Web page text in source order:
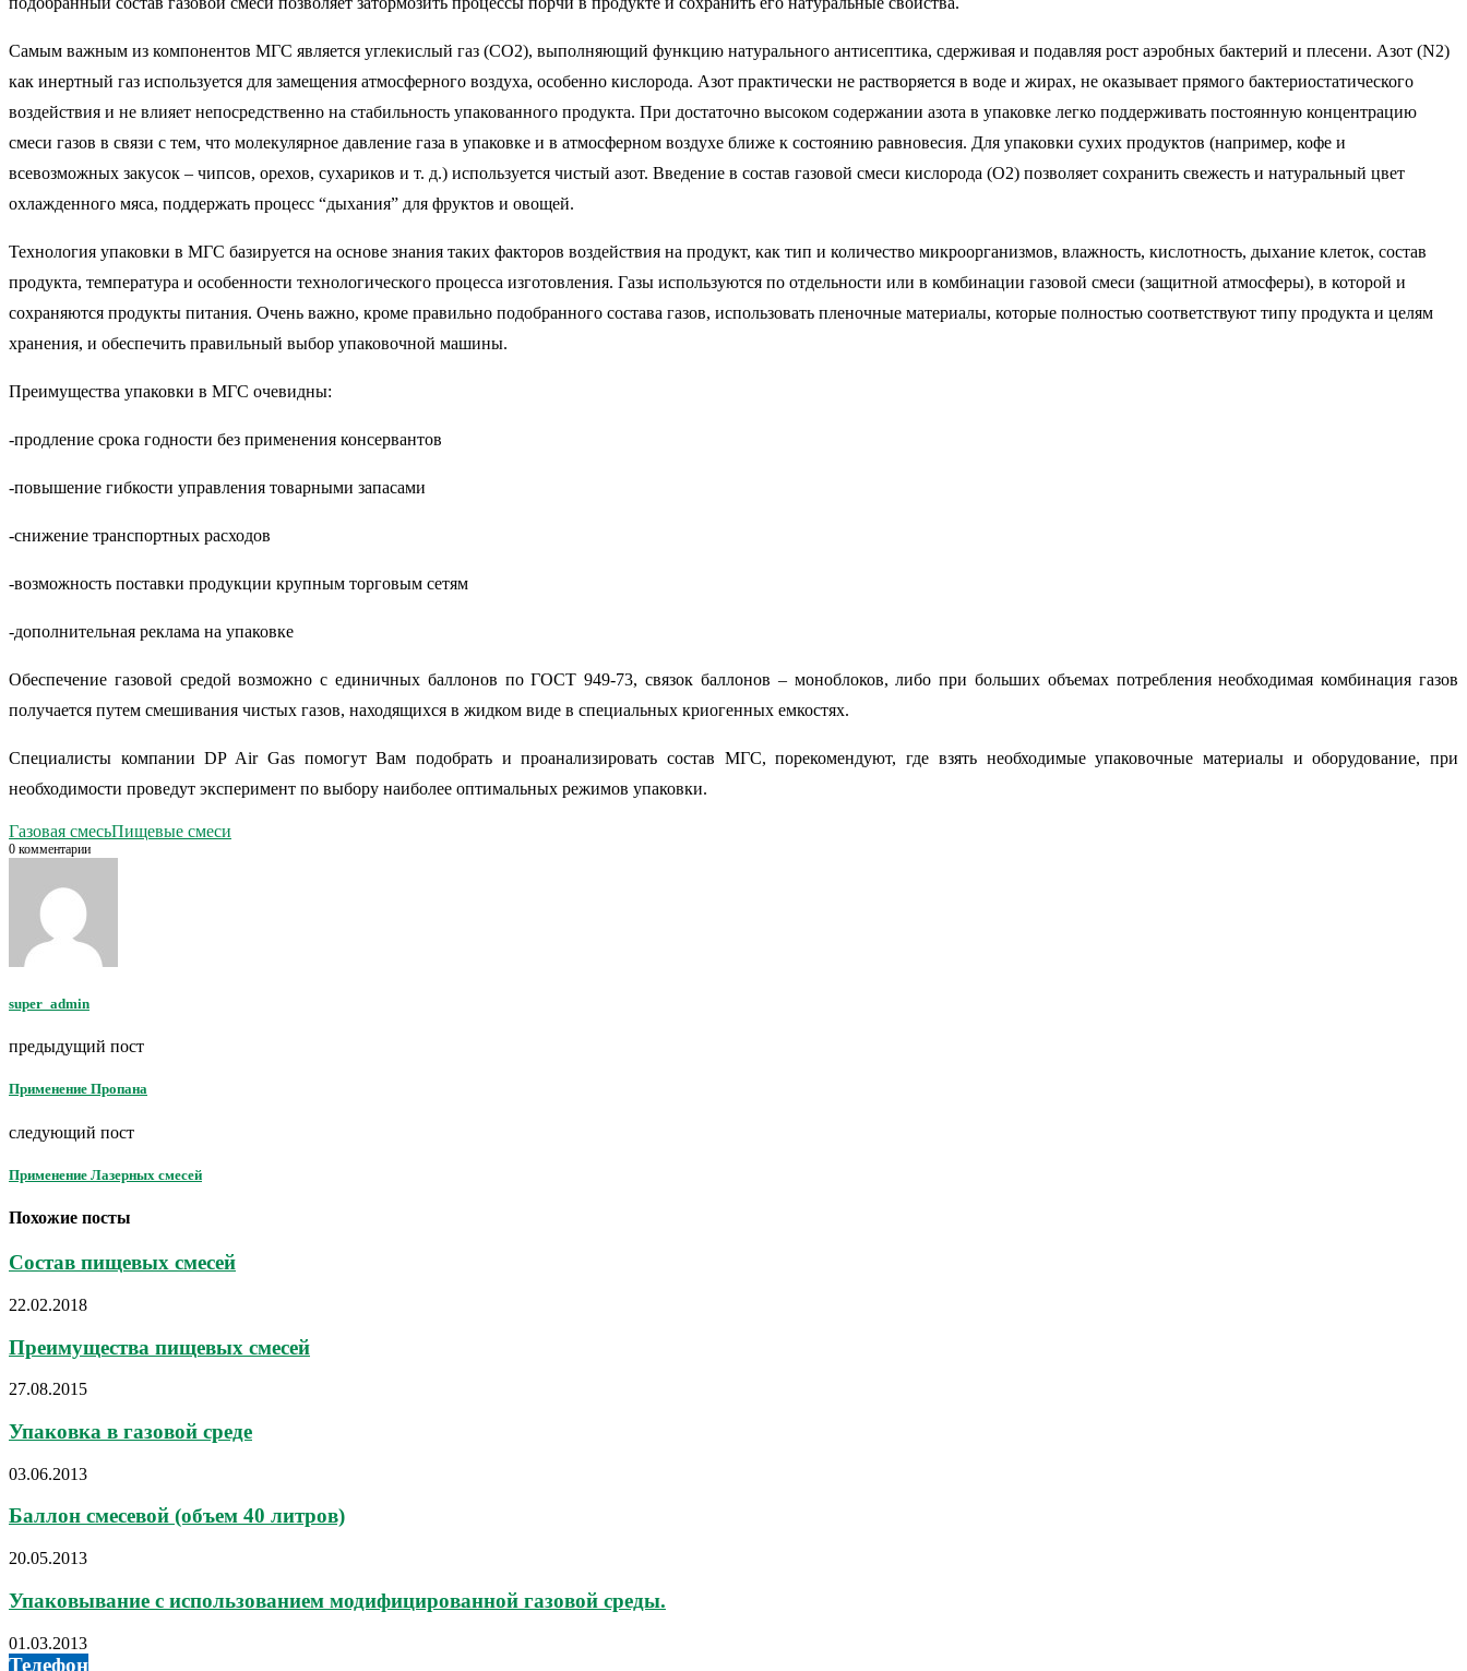
Самым важным из компонентов МГС является углекислый газ (СО2), выполняющий функцию натурального антисептика, сдерживая и подавляя рост аэробных бактерий и плесени. Азот (N2)
как инертный газ используется для замещения атмосферного воздуха, особенно кислорода. Азот практически не растворяется в воде и жирах, не оказывает прямого бактериостатического
воздействия и не влияет непосредственно на стабильность упакованного продукта. При достаточно высоком содержании азота в упаковке легко поддерживать постоянную концентрацию
смеси газов в связи с тем, что молекулярное давление газа в упаковке и в атмосферном воздухе ближе к состоянию равновесия. Для упаковки сухих продуктов (например, кофе и
всевозможных закусок – чипсов, орехов, сухариков и т. д.) используется чистый азот. Введение в состав газовой смеси кислорода (O2) позволяет сохранить свежесть и натуральный цвет
охлажденного мяса, поддержать процесс “дыхания” для фруктов и овощей.
Технология упаковки в МГС базируется на основе знания таких факторов воздействия на продукт, как тип и количество микроорганизмов, влажность, кислотность, дыхание клеток, состав
продукта, температура и особенности технологического процесса изготовления. Газы используются по отдельности или в комбинации газовой смеси (защитной атмосферы), в которой и
сохраняются продукты питания. Очень важно, кроме правильно подобранного состава газов, использовать пленочные материалы, которые полностью соответствуют типу продукта и целям
хранения, и обеспечить правильный выбор упаковочной машины.
Преимущества упаковки в МГС очевидны:
-продление срока годности без применения консервантов
-повышение гибкости управления товарными запасами
-снижение транспортных расходов
-возможность поставки продукции крупным торговым сетям
-дополнительная реклама на упаковке
Обеспечение газовой средой возможно с единичных баллонов по ГОСТ 949-73, связок баллонов – моноблоков, либо при больших объемах потребления необходимая комбинация газов
получается путем смешивания чистых газов, находящихся в жидком виде в специальных криогенных емкостях.
Специалисты компании DP Air Gas помогут Вам подобрать и проанализировать состав МГС, порекомендуют, где взять необходимые упаковочные материалы и оборудование, при
необходимости проведут эксперимент по выбору наиболее оптимальных режимов упаковки.
Газовая смесьПищевые смеси
0 комментарии
super_admin
предыдущий пост
Применение Пропана
следующий пост
Применение Лазерных смесей
Похожие посты
Состав пищевых смесей
22.02.2018
Преимущества пищевых смесей
27.08.2015
Упаковка в газовой среде
03.06.2013
Баллон смесевой (объем 40 литров)
20.05.2013
Упаковывание с использованием модифицированной газовой среды.
01.03.2013
Телефон